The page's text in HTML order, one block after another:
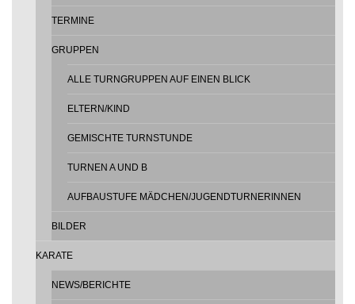
TERMINE
GRUPPEN
ALLE TURNGRUPPEN AUF EINEN BLICK
ELTERN/KIND
GEMISCHTE TURNSTUNDE
TURNEN A UND B
AUFBAUSTUFE MÄDCHEN/JUGENDTURNERINNEN
BILDER
KARATE
NEWS/BERICHTE